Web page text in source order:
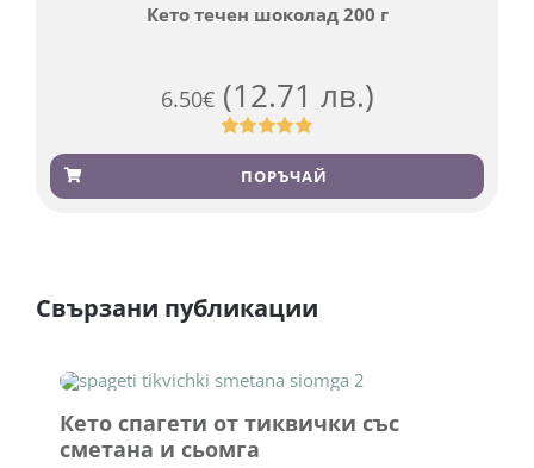
Кето течен шоколад 200 г
6.50€ (12.71 лв.)
Оценен
4.91 от 5,
базирано на
501
ПОРЪЧАЙ
Свързани публикации
Кето спагети от тиквички със
сметана и сьомга